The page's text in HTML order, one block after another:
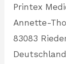
Printex
Annette-
83083
Deutschland